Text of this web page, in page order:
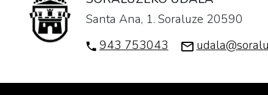
Santa Ana, 1. Soraluze 20590
943 753043